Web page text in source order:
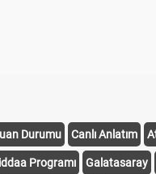
Durumu Canlı Anlatım
iddaa Programı Galatasaray